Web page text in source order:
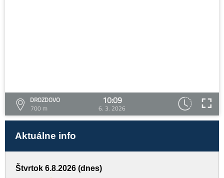
DROZDOVO
700 m
10:09
6. 3. 2026
Aktuálne info
Štvrtok 6.8.2026 (dnes)